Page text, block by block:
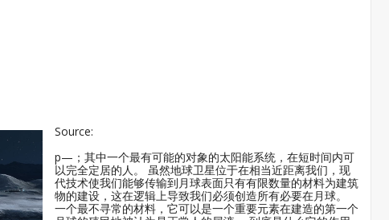
Source:
p—；其中一个最有可能的对象的太阳能系统，在短时间内可
以完全定居的人。 虽然地球卫星位于在相当近距离我们，现
代技术使我们能够传输到月球表面只有有限数量的材料为建筑
物的建设，这在逻辑上导致我们必须创造所有必要在月球。
一个最不寻常的材料，它可以是一个重要元素在建造的第一个